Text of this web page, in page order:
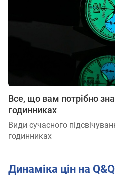
Все, що вам потрібно
годинниках
Види сучасного
годинниках
Динаміка цін на